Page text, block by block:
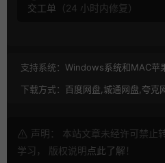
交工单 （24 小时内修复）
支持系统： Windows系统和MAC苹
下载方式： 百度网盘,城通网盘,夸克
声明： 本站文章未经许可禁止
学习， 版权说明点此了解 ！